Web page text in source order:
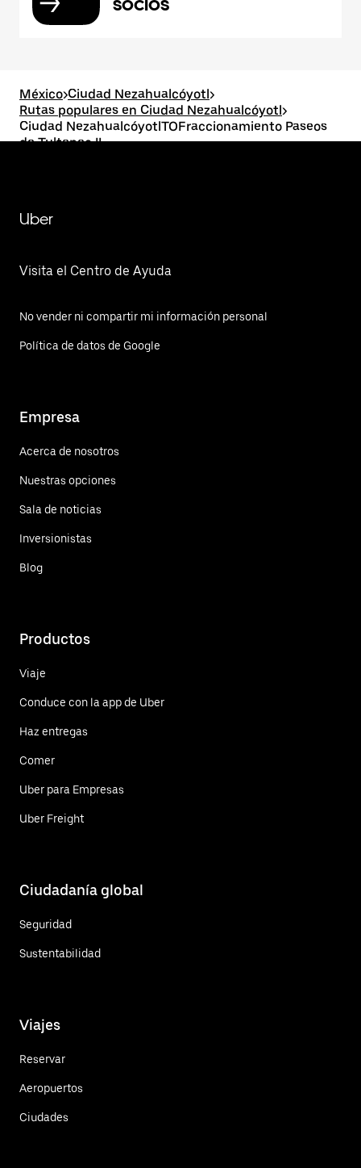
México>Ciudad Nezahualcóyotl>
Rutas populares en Ciudad Nezahualcóyotl>
Ciudad NezahualcóyotlTOFraccionamiento Paseos
de Tultepec II
Uber
Visita el Centro de Ayuda
No vender ni compartir mi información personal
Política de datos de Google
Empresa
Acerca de nosotros
Nuestras opciones
Sala de noticias
Inversionistas
Blog
Productos
Viaje
Conduce con la app de Uber
Haz entregas
Comer
Uber para Empresas
Uber Freight
Ciudadanía global
Seguridad
Sustentabilidad
Viajes
Reservar
Aeropuertos
Ciudades